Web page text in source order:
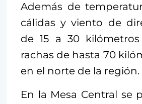
Además de
cálidas y viento de
de 15 a 30
rachas de hasta 70
en el norte de la región.
En la Mesa Central se